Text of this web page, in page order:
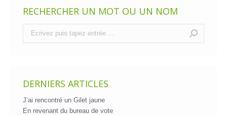
RECHERCHER UN MOT OU UN NOM
DERNIERS ARTICLES
J’ai rencontré un Gilet jaune
En revenant du bureau de vote